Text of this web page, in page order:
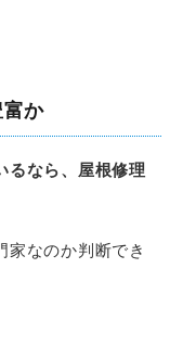
か
るなら、屋根修理
家なのか判断でき